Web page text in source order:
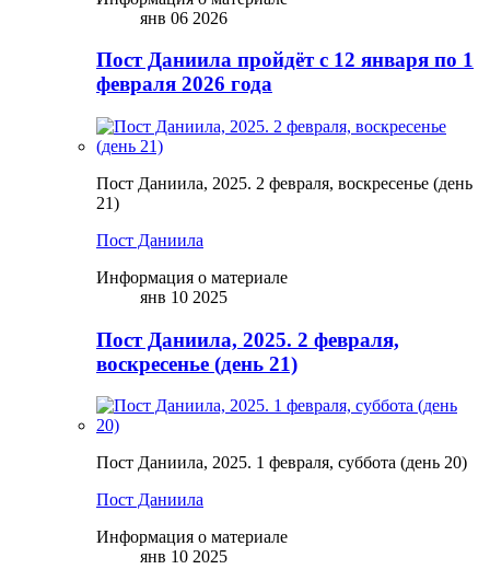
янв 06 2026
Пост Даниила пройдёт с 12 января по 1
февраля 2026 года
Пост Даниила, 2025. 2 февраля, воскресенье (день
21)
Пост Даниила
Информация о материале
янв 10 2025
Пост Даниила, 2025. 2 февраля,
воскресенье (день 21)
Пост Даниила, 2025. 1 февраля, суббота (день 20)
Пост Даниила
Информация о материале
янв 10 2025